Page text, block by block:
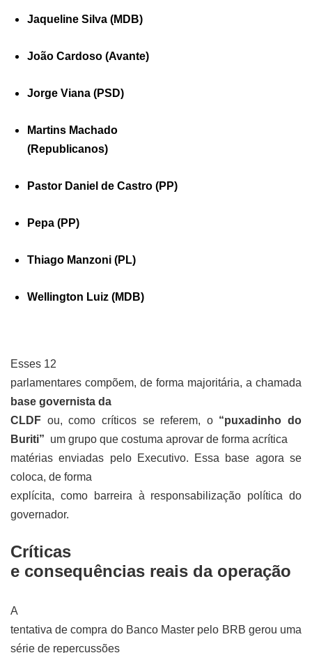
Jaqueline Silva (MDB)
João Cardoso (Avante)
Jorge Viana (PSD)
Martins Machado
(Republicanos)
Pastor Daniel de Castro (PP)
Pepa (PP)
Thiago Manzoni (PL)
Wellington Luiz (MDB)
Esses 12
parlamentares compõem, de forma majoritária, a chamada
base governista da
CLDF ou, como críticos se referem, o “puxadinho do
Buriti” um grupo que costuma aprovar de forma acrítica
matérias enviadas pelo Executivo. Essa base agora se
coloca, de forma
explícita, como barreira à responsabilização política do
governador.
Críticas
e consequências reais da operação
A
tentativa de compra do Banco Master pelo BRB gerou uma
série de repercussões